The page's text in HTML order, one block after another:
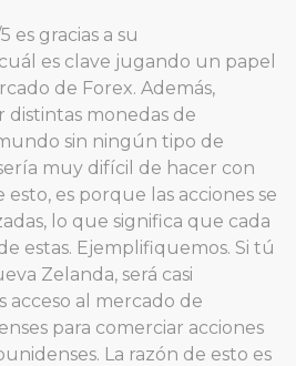
es gracias a su
es clave jugando un papel
de Forex. Además,
distintas monedas de
sin ningún tipo de
muy difícil de hacer con
esto, es porque las acciones se
lo que significa que cada
estas. Ejemplifiquemos. Si tú
Zelanda, será casi
acceso al mercado de
para comerciar acciones
La razón de esto es